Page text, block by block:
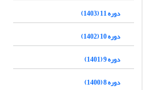
دوره 11 (1403)
دوره 10 (1402)
دوره 9 (1401)
دوره 8 (1400)